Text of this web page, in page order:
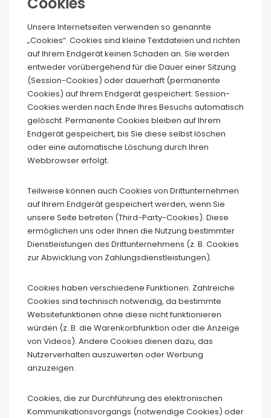
Unsere Internetseiten verwenden so genannte
„Cookies“. Cookies sind kleine Textdateien und richten
auf Ihrem Endgerät keinen Schaden an. Sie werden
entweder vorübergehend für die Dauer einer Sitzung
(Session-Cookies) oder dauerhaft (permanente
Cookies) auf Ihrem Endgerät gespeichert. Session-
Cookies werden nach Ende Ihres Besuchs automatisch
gelöscht. Permanente Cookies bleiben auf Ihrem
Endgerät gespeichert, bis Sie diese selbst löschen
oder eine automatische Löschung durch Ihren
Webbrowser erfolgt.
Teilweise können auch Cookies von Drittunternehmen
auf Ihrem Endgerät gespeichert werden, wenn Sie
unsere Seite betreten (Third-Party-Cookies). Diese
ermöglichen uns oder Ihnen die Nutzung bestimmter
Dienstleistungen des Drittunternehmens (z. B. Cookies
zur Abwicklung von Zahlungsdienstleistungen).
Cookies haben verschiedene Funktionen. Zahlreiche
Cookies sind technisch notwendig, da bestimmte
Websitefunktionen ohne diese nicht funktionieren
würden (z. B. die Warenkorbfunktion oder die Anzeige
von Videos). Andere Cookies dienen dazu, das
Nutzerverhalten auszuwerten oder Werbung
anzuzeigen.
Cookies, die zur Durchführung des elektronischen
Kommunikationsvorgangs (notwendige Cookies) oder